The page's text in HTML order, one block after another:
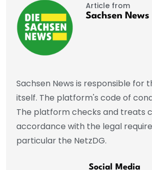
Article from
Sachsen News
Sachsen News is responsible for
itself. The platform's code of
The platform checks and treats
accordance with the legal
particular the NetzDG.
Social Media